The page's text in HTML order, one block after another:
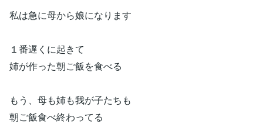
私は急に母から娘になります
１番遅くに起きて
姉が作った朝ご飯を食べる
もう、母も姉も我が子たちも
朝ご飯食べ終わってる